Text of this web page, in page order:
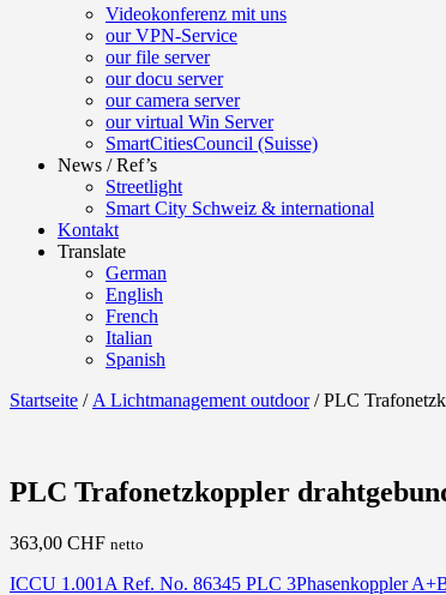
Videokonferenz mit uns
our VPN-Service
our file server
our docu server
our camera server
our virtual Win Server
SmartCitiesCouncil (Suisse)
News / Ref’s
Streetlight
Smart City Schweiz & international
Kontakt
Translate
German
English
French
Italian
Spanish
Startseite / A Lichtmanagement outdoor/ PLC
PLC Trafonetzkoppler
363,00 CHF netto
ICCU 1.001A Ref. No. 86345 PLC 3Phasenkoppler